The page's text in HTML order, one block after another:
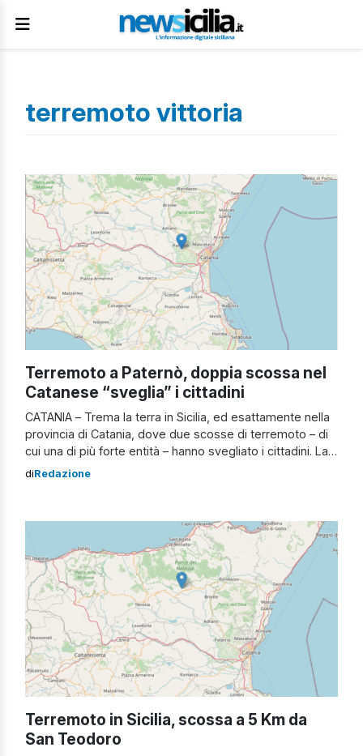
terremoto vittoria
Terremoto a Paternò, doppia scossa nel
Catanese “sveglia” i cittadini
CATANIA – Trema la terra in Sicilia, ed esattamente nella
provincia di Catania, dove due scosse di terremoto – di
cui una di più forte entità – hanno svegliato i cittadini. La
scossa più forte, quella di magnitudo ML 3.6, ha avuto
diRedazione
Terremoto in Sicilia, scossa a 5 Km da
San Teodoro